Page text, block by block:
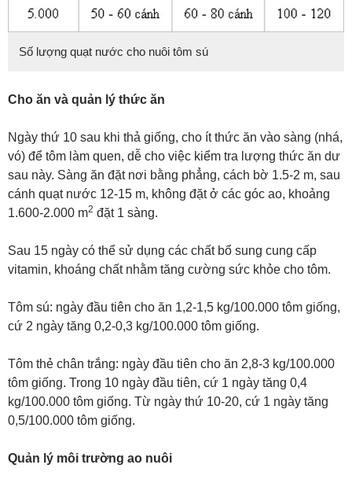
Số lượng quạt nước cho nuôi tôm sú
Cho ăn và quản lý thức ăn
Ngày thứ 10 sau khi thả giống, cho ít thức ăn vào sàng (nhá,
vó) để tôm làm quen, dễ cho việc kiểm tra lượng thức ăn dư
sau này. Sàng ăn đặt nơi bằng phẳng, cách bờ 1.5-2 m, sau
cánh quạt nước 12-15 m, không đặt ở các góc ao, khoảng
1.600-2.000 m2 đặt 1 sàng.
Sau 15 ngày có thể sử dụng các chất bổ sung cung cấp
vitamin, khoáng chất nhằm tăng cường sức khỏe cho tôm.
Tôm sú: ngày đầu tiên cho ăn 1,2-1,5 kg/100.000 tôm giống,
cứ 2 ngày tăng 0,2-0,3 kg/100.000 tôm giống.
Tôm thẻ chân trắng: ngày đầu tiên cho ăn 2,8-3 kg/100.000
tôm giống. Trong 10 ngày đầu tiên, cứ 1 ngày tăng 0,4
kg/100.000 tôm giống. Từ ngày thứ 10-20, cứ 1 ngày tăng
0,5/100.000 tôm giống.
Quản lý môi trường ao nuôi